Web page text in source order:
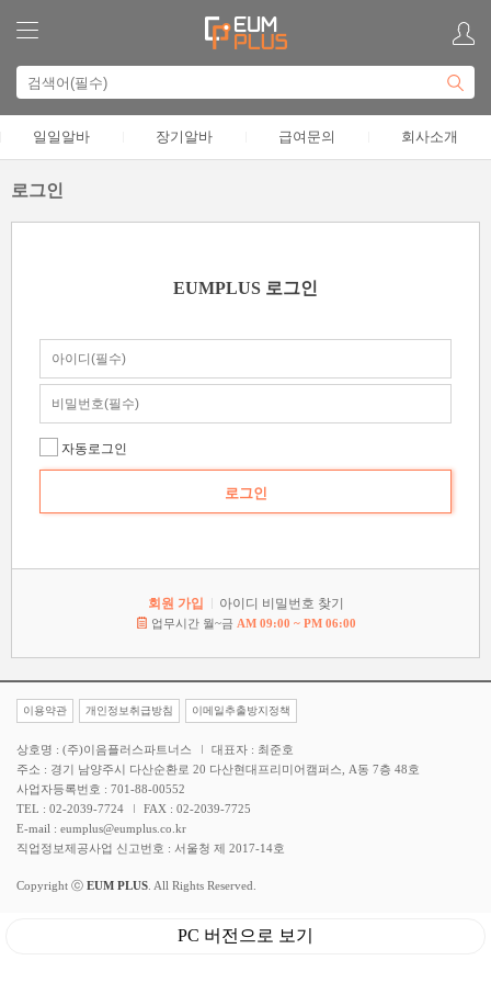
일일알바 장기알바 급여문의 회사소개
로그인
EUMPLUS 로그인
자동로그인
회원 가입 아이디 비밀번호 찾기
업무시간 월~금 AM 09:00 ~ PM 06:00
이용약관 개인정보취급방침 이메일추출방지정책
상호명 : (주)이음플러스파트너스
대표자 : 최준호
주소 : 경기 남양주시 다산순환로 20 다산현대프리미어캠퍼스, A동 7층 48호
사업자등록번호 : 701-88-00552
TEL : 02-2039-7724
FAX : 02-2039-7725
E-mail : eumplus@eumplus.co.kr
직업정보제공사업 신고번호 : 서울청 제 2017-14호
Copyright ⓒ EUM PLUS . All Rights Reserved.
PC 버전으로 보기